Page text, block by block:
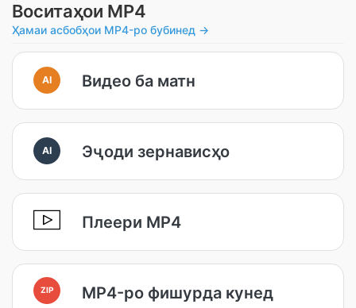
Воситаҳои MP4
Ҳамаи асбобҳои MP4-ро бубинед →
AI Видео ба матн
AI Эҷоди зернависҳо
Плеери MP4
ZIP MP4-ро фишурда кунед